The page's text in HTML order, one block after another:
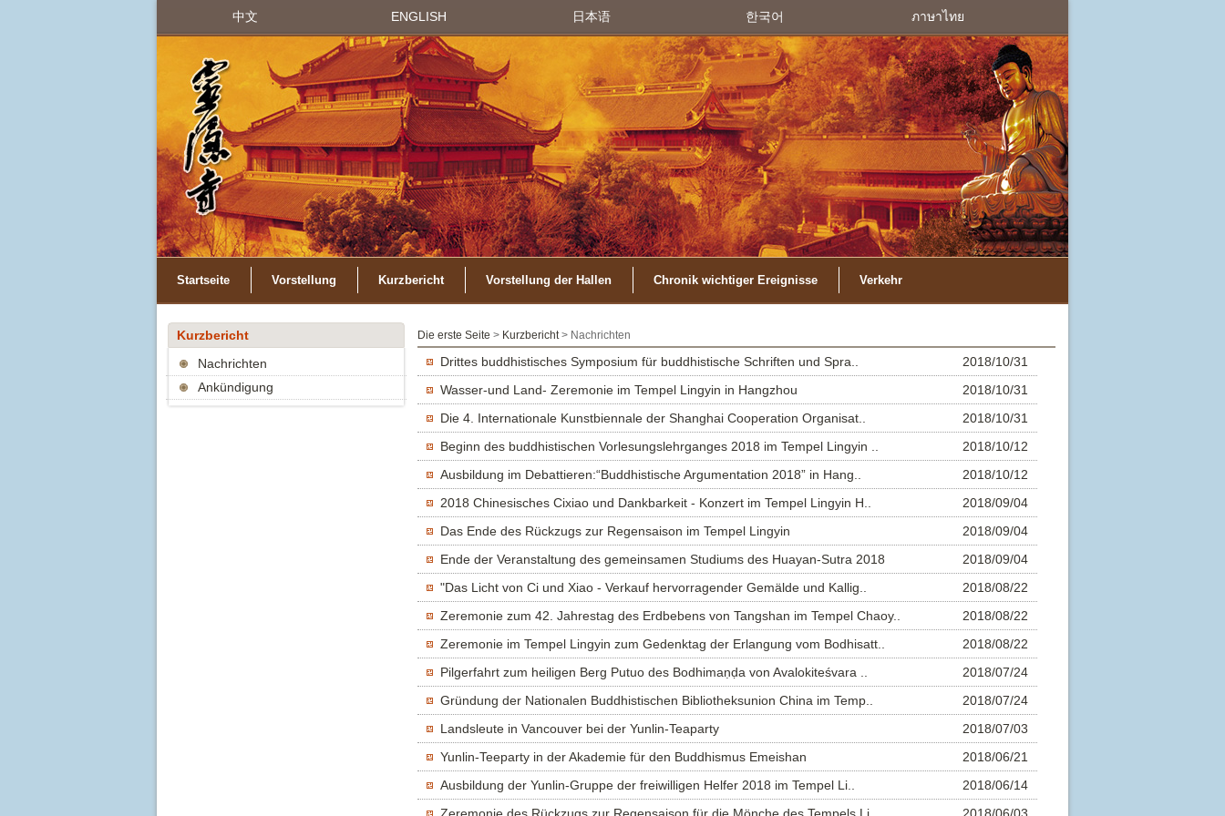
中文 ENGLISH 日本语 한국어 ภาษาไทย
Startseite Vorstellung Kurzbericht Vorstellung der Hallen Chronik wichtiger Ereignisse Verkehr
Kurzbericht
Nachrichten
Ankündigung
Die erste Seite > Kurzbericht> Nachrichten
Drittes buddhistisches Symposium für buddhistische Schriften und Spra..
2018/10/31
Wasser-und Land- Zeremonie im Tempel Lingyin in Hangzhou
2018/10/31
Die 4. Internationale Kunstbiennale der Shanghai Cooperation Organisat..
2018/10/31
Beginn des buddhistischen Vorlesungslehrganges 2018 im Tempel Lingyin ..
2018/10/12
Ausbildung im Debattieren:“Buddhistische Argumentation 2018” in Hang..
2018/10/12
2018 Chinesisches Cixiao und Dankbarkeit - Konzert im Tempel Lingyin H..
2018/09/04
Das Ende des Rückzugs zur Regensaison im Tempel Lingyin
2018/09/04
Ende der Veranstaltung des gemeinsamen Studiums des Huayan-Sutra 2018
2018/09/04
"Das Licht von Ci und Xiao - Verkauf hervorragender Gemälde und Kallig..
2018/08/22
Zeremonie zum 42. Jahrestag des Erdbebens von Tangshan im Tempel Chaoy..
2018/08/22
Zeremonie im Tempel Lingyin zum Gedenktag der Erlangung vom Bodhisatt..
2018/08/22
Pilgerfahrt zum heiligen Berg Putuo des Bodhimaṇḍa von Avalokiteśvara ..
2018/07/24
Gründung der Nationalen Buddhistischen Bibliotheksunion China im Temp..
2018/07/24
Landsleute in Vancouver bei der Yunlin-Teaparty
2018/07/03
Yunlin-Teeparty in der Akademie für den Buddhismus Emeishan
2018/06/21
Ausbildung der Yunlin-Gruppe der freiwilligen Helfer 2018 im Tempel Li..
2018/06/14